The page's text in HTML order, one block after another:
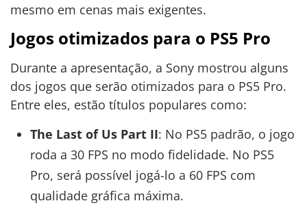
mesmo em cenas mais exigentes.
Jogos otimizados para o PS5 Pro
Durante a apresentação, a Sony mostrou alguns
dos jogos que serão otimizados para o PS5 Pro.
Entre eles, estão títulos populares como:
The Last of Us Part II: No PS5 padrão, o jogo
roda a 30 FPS no modo fidelidade. No PS5
Pro, será possível jogá-lo a 60 FPS com
qualidade gráfica máxima.